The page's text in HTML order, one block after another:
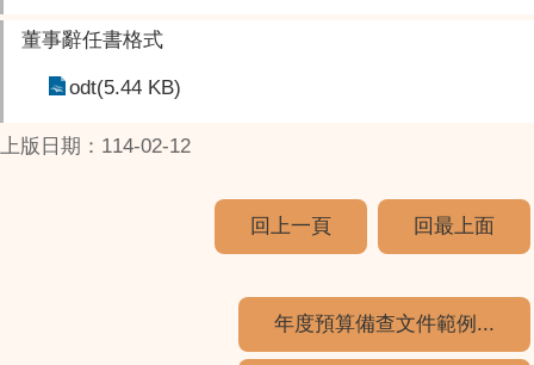
董事辭任書格式
odt(5.44 KB)
上版日期：114-02-12
回上一頁 回最上面
年度預算備查文件範例...